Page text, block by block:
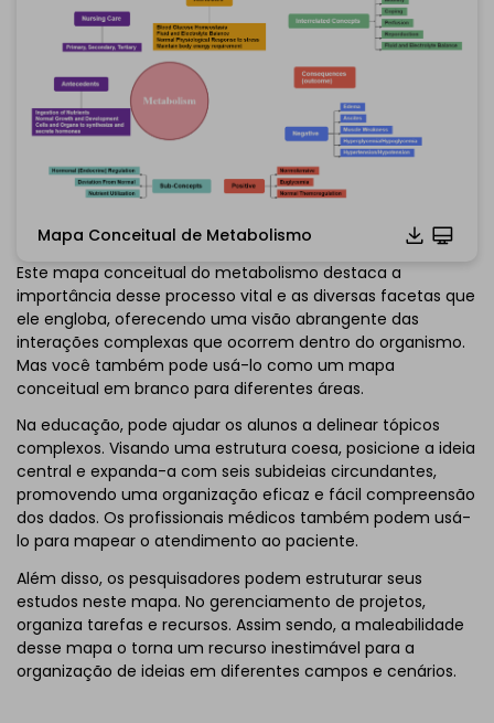
Clique para baixar e utilizar este template.
*Oemmx arquivo precisa ser aberto no EdrawMind.
Se você ainda não tem o EdrawMind, baixeEdrawMind
livre de
abaixo.
Você também pode tentar EdrawMind
Onlinegratuitamente de abaixo.
Mapa Conceitual de Metabolismo
Este mapa conceitual do metabolismo destaca a
importância desse processo vital e as diversas facetas que
ele engloba, oferecendo uma visão abrangente das
interações complexas que ocorrem dentro do organismo.
Mas você também pode usá-lo como um mapa
conceitual em branco para diferentes áreas.
Na educação, pode ajudar os alunos a delinear tópicos
complexos. Visando uma estrutura coesa, posicione a ideia
central e expanda-a com seis subideias circundantes,
promovendo uma organização eficaz e fácil compreensão
dos dados. Os profissionais médicos também podem usá-
lo para mapear o atendimento ao paciente.
Além disso, os pesquisadores podem estruturar seus
estudos neste mapa. No gerenciamento de projetos,
organiza tarefas e recursos. Assim sendo, a maleabilidade
desse mapa o torna um recurso inestimável para a
organização de ideias em diferentes campos e cenários.